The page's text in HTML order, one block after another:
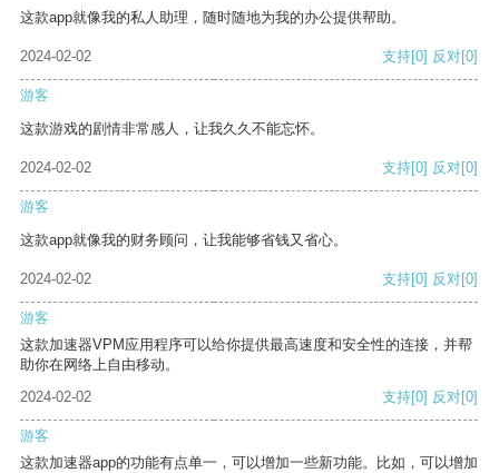
这款app就像我的私人助理，随时随地为我的办公提供帮助。
2024-02-02 支持[0] 反对[0]
游客
这款游戏的剧情非常感人，让我久久不能忘怀。
2024-02-02 支持[0] 反对[0]
游客
这款app就像我的财务顾问，让我能够省钱又省心。
2024-02-02 支持[0] 反对[0]
游客
这款加速器VPM应用程序可以给你提供最高速度和安全性的连接，并帮
助你在网络上自由移动。
2024-02-02
支持[0] 反对[0]
游客
这款加速器app的功能有点单一，可以增加一些新功能。比如，可以增加